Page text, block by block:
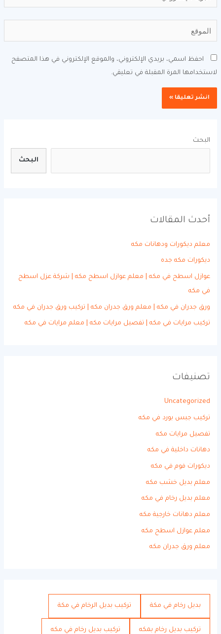
احفظ اسمي، بريدي الإلكتروني، والموقع الإلكتروني في هذا المتصفح
المرة المقبلة في تعليقي.
البحث
البحث
أحدث المقالات
معلم ديكورات ودهانات مكه
ديكورات مكه جده
عوازل اسطح في مكه | معلم عوازل اسطح مكه | شركة عزل اسطح
في مكه
ورق جدران في مكه | معلم ورق جدران مكه | تركيب ورق جدران في مكه
تركيب مرايات في مكه | تفصيل مرايات مكه | معلم مرايات في مكه
تصنيفات
Uncategorized
تركيب جبس بورد في مكه
تفصيل مرايات مكه
دهانات داخلية في مكه
ديكورات فوم في مكه
معلم بديل خشب مكه
معلم بديل رخام في مكه
معلم دهانات خارجية مكه
معلم عوازل اسطح مكه
معلم ورق جدران مكه
بديل رخام في مكة تركيب بديل الرخام في مكة
تركيب بديل رخام بمكه تركيب بديل رخام في مكه